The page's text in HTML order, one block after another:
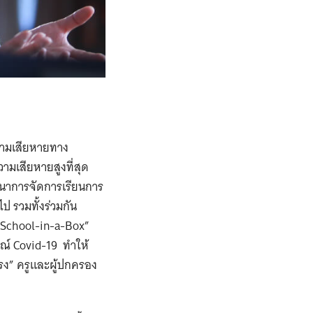
เสียหายทาง
ามเสียหายสูงที่สุด
ารจัดการเรียนการ
รวมทั้งร่วมกัน
in-a-Box”
Covid-19 ทำให้
” ครูและผู้ปกครอง